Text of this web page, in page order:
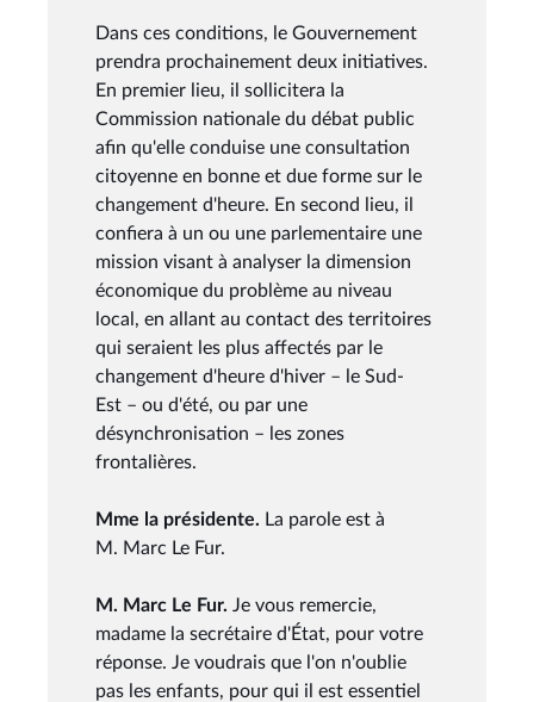
Dans ces conditions, le Gouvernement
prendra prochainement deux initiatives.
En premier lieu, il sollicitera la
Commission nationale du débat public
afin qu'elle conduise une consultation
citoyenne en bonne et due forme sur le
changement d'heure. En second lieu, il
confiera à un ou une parlementaire une
mission visant à analyser la dimension
économique du problème au niveau
local, en allant au contact des territoires
qui seraient les plus affectés par le
changement d'heure d'hiver – le Sud-
Est – ou d'été, ou par une
désynchronisation – les zones
frontalières.
Mme la présidente. La parole est à
M. Marc Le Fur.
M. Marc Le Fur. Je vous remercie,
madame la secrétaire d'État, pour votre
réponse. Je voudrais que l'on n'oublie
pas les enfants, pour qui il est essentiel